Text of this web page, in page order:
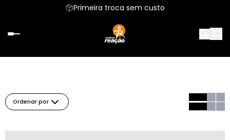
Primeira troca sem custo
Ordenar por